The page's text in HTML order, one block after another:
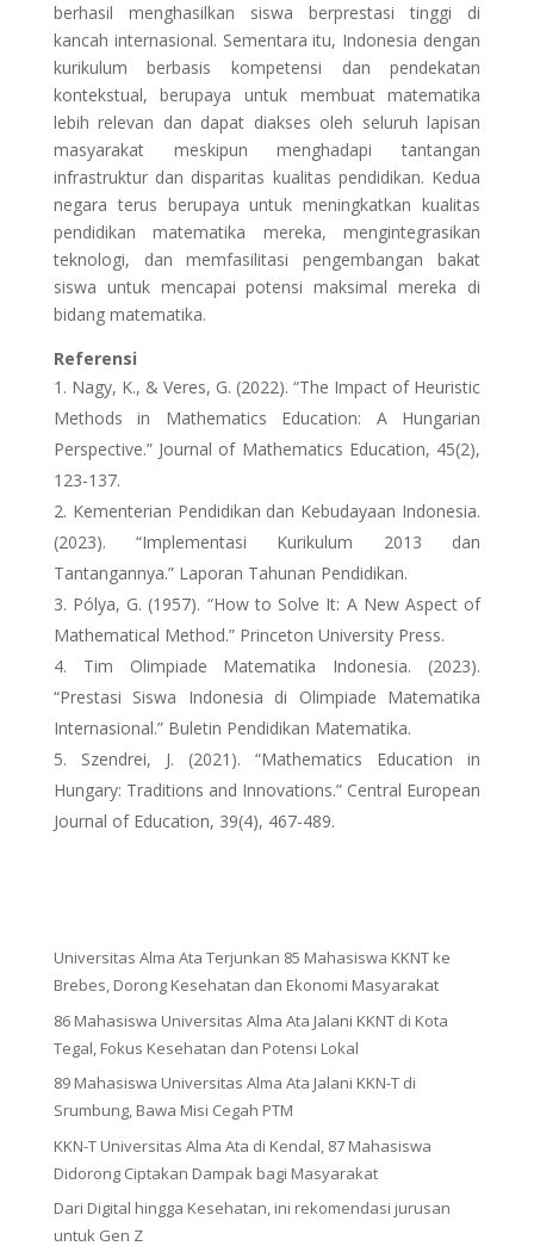
berhasil menghasilkan siswa berprestasi tinggi di
kancah internasional. Sementara itu, Indonesia dengan
kurikulum berbasis kompetensi dan pendekatan
kontekstual, berupaya untuk membuat matematika
lebih relevan dan dapat diakses oleh seluruh lapisan
masyarakat meskipun menghadapi tantangan
infrastruktur dan disparitas kualitas pendidikan. Kedua
negara terus berupaya untuk meningkatkan kualitas
pendidikan matematika mereka, mengintegrasikan
teknologi, dan memfasilitasi pengembangan bakat
siswa untuk mencapai potensi maksimal mereka di
bidang matematika.
Referensi
Nagy, K., & Veres, G. (2022). “The Impact of Heuristic
Methods in Mathematics Education: A Hungarian
Perspective.” Journal of Mathematics Education, 45(2),
123-137.
Kementerian Pendidikan dan Kebudayaan Indonesia.
(2023). “Implementasi Kurikulum 2013 dan
Tantangannya.” Laporan Tahunan Pendidikan.
Pólya, G. (1957). “How to Solve It: A New Aspect of
Mathematical Method.” Princeton University Press.
Tim Olimpiade Matematika Indonesia. (2023).
“Prestasi Siswa Indonesia di Olimpiade Matematika
Internasional.” Buletin Pendidikan Matematika.
Szendrei, J. (2021). “Mathematics Education in
Hungary: Traditions and Innovations.” Central European
Journal of Education, 39(4), 467-489.
Universitas Alma Ata Terjunkan 85 Mahasiswa KKNT ke
Brebes, Dorong Kesehatan dan Ekonomi Masyarakat
86 Mahasiswa Universitas Alma Ata Jalani KKNT di Kota
Tegal, Fokus Kesehatan dan Potensi Lokal
89 Mahasiswa Universitas Alma Ata Jalani KKN-T di
Srumbung, Bawa Misi Cegah PTM
KKN-T Universitas Alma Ata di Kendal, 87 Mahasiswa
Didorong Ciptakan Dampak bagi Masyarakat
Dari Digital hingga Kesehatan, ini rekomendasi jurusan
untuk Gen Z